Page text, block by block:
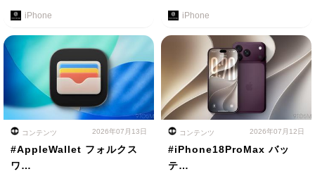
iPhone iPhone
コンテンツ 2026年07月13日
#AppleWallet フォルクス
ワ…
コンテンツ 2026年07月12日
#iPhone18ProMax バッ
テ…